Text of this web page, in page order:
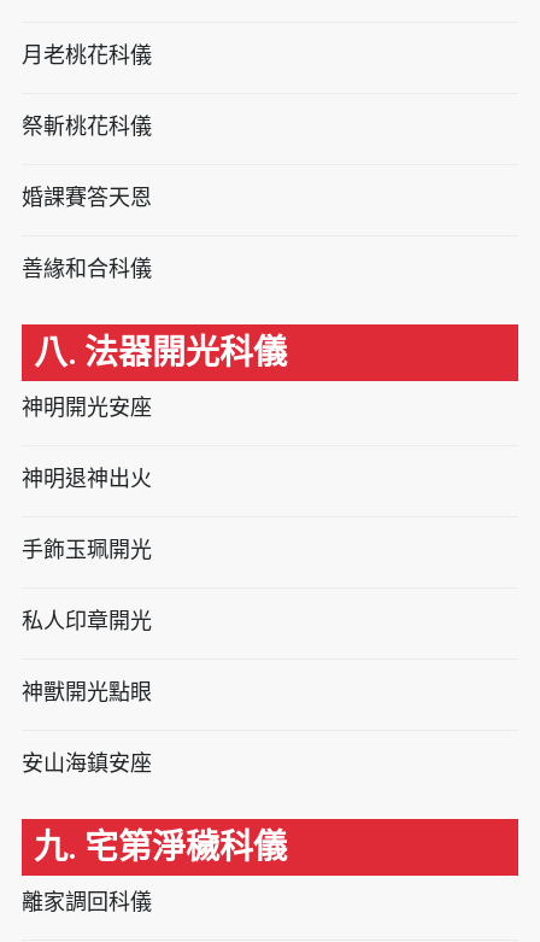
月老桃花科儀
祭斬桃花科儀
婚課賽答天恩
善緣和合科儀
八. 法器開光科儀
神明開光安座
神明退神出火
手飾玉珮開光
私人印章開光
神獸開光點眼
安山海鎮安座
九. 宅第淨穢科儀
離家調回科儀